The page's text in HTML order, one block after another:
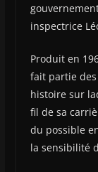
inspectrice
Produit en
fait partie des
histoire sur
fil de sa
du possible
la sensibilité